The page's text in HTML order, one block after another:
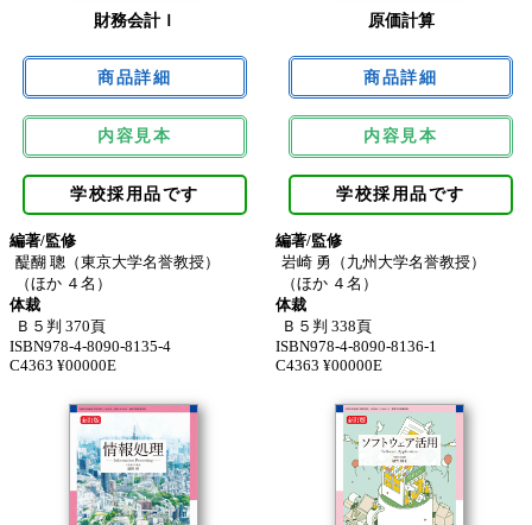
財務会計Ｉ
内容見本
学校採用品です
編著/監修
醍醐 聰（東京大学名誉教授）
（ほか ４名）
体裁
Ｂ５判 370頁
ISBN978-4-8090-8135-4
C4363 ¥00000E
原価計算
内容見本
学校採用品です
編著/監修
岩崎 勇（九州大学名誉教授）
（ほか ４名）
体裁
Ｂ５判 338頁
ISBN978-4-8090-8136-1
C4363 ¥00000E